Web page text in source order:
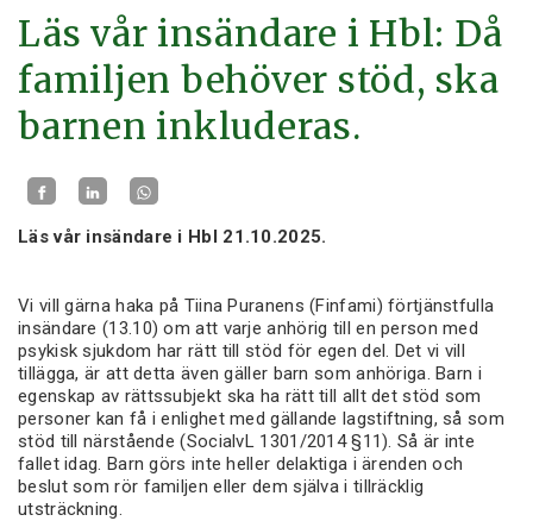
Läs vår insändare i Hbl: Då
familjen behöver stöd, ska
barnen inkluderas.
Läs vår insändare i Hbl 21.10.2025.
Vi vill gärna haka på Tiina Puranens (Finfami) förtjänstfulla
insändare (13.10) om att varje anhörig till en person med
psykisk sjukdom har rätt till stöd för egen del. Det vi vill
tillägga, är att detta även gäller barn som anhöriga. Barn i
egenskap av rättssubjekt ska ha rätt till allt det stöd som
personer kan få i enlighet med gällande lagstiftning, så som
stöd till närstående (SocialvL 1301/2014 §11). Så är inte
fallet idag. Barn görs inte heller delaktiga i ärenden och
beslut som rör familjen eller dem själva i tillräcklig
utsträckning.